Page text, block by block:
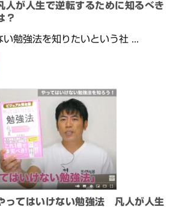
が人生で逆転するために知るべき
？
勉強法を知りたいという社 ...
ってはいけない勉強法 凡人が人生